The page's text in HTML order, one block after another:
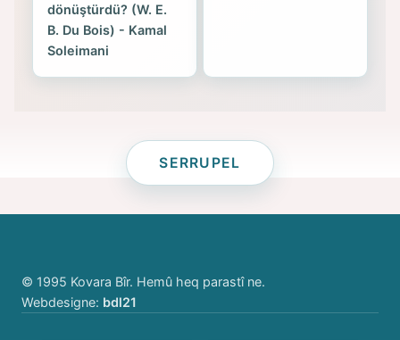
dönüştürdü? (W. E.
B. Du Bois) - Kamal
Soleimani
SERRUPEL
© 1995 Kovara Bîr. Hemû heq parastî ne.
Webdesigne: bdl21